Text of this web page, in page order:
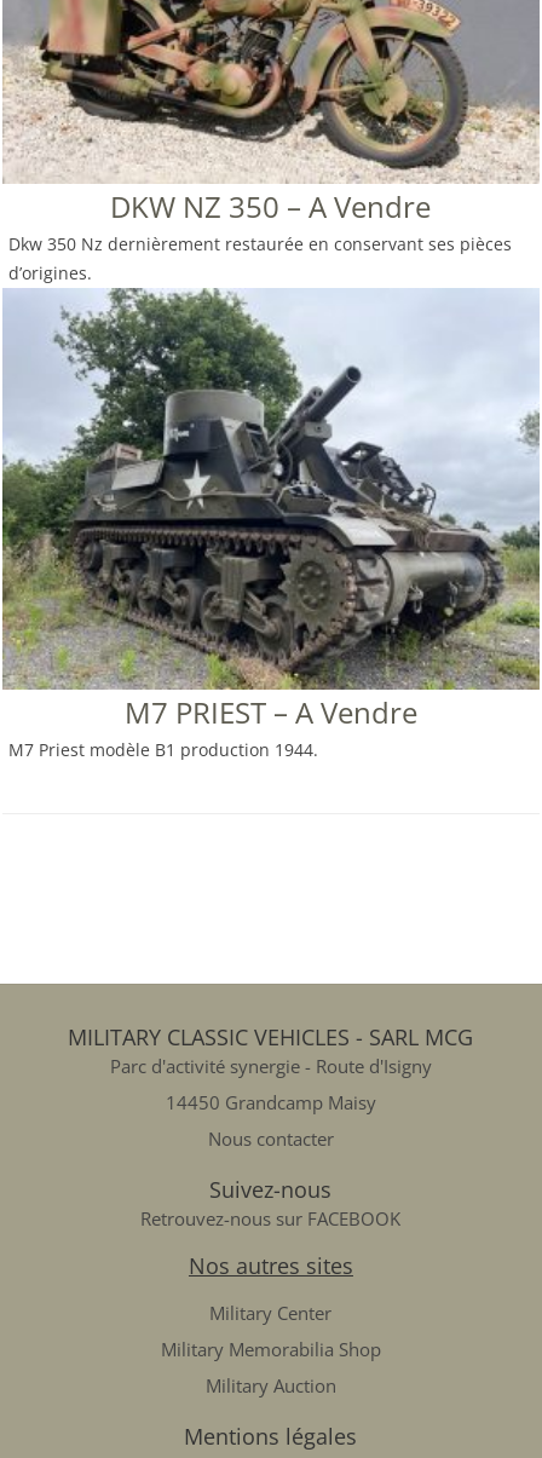
DKW NZ 350 – A Vendre
Dkw 350 Nz dernièrement restaurée en conservant ses pièces
d’origines.
M7 PRIEST – A Vendre
M7 Priest modèle B1 production 1944.
MILITARY CLASSIC VEHICLES - SARL MCG
Parc d'activité synergie - Route d'Isigny
14450 Grandcamp Maisy
Nous contacter
Suivez-nous
Retrouvez-nous sur FACEBOOK
Nos autres sites
Military Center
Military Memorabilia Shop
Military Auction
Mentions légales